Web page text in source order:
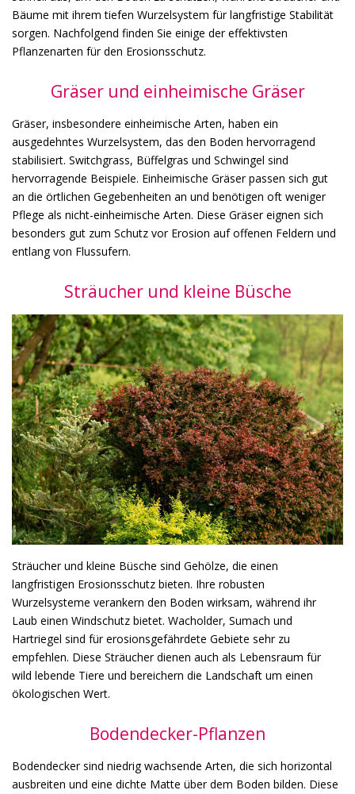
Bäume mit ihrem tiefen Wurzelsystem für langfristige Stabilität
sorgen. Nachfolgend finden Sie einige der effektivsten
Pflanzenarten für den Erosionsschutz.
Gräser und einheimische Gräser
Gräser, insbesondere einheimische Arten, haben ein
ausgedehntes Wurzelsystem, das den Boden hervorragend
stabilisiert. Switchgrass, Büffelgras und Schwingel sind
hervorragende Beispiele. Einheimische Gräser passen sich gut
an die örtlichen Gegebenheiten an und benötigen oft weniger
Pflege als nicht-einheimische Arten. Diese Gräser eignen sich
besonders gut zum Schutz vor Erosion auf offenen Feldern und
entlang von Flussufern.
Sträucher und kleine Büsche
Sträucher und kleine Büsche sind Gehölze, die einen
langfristigen Erosionsschutz bieten. Ihre robusten
Wurzelsysteme verankern den Boden wirksam, während ihr
Laub einen Windschutz bietet. Wacholder, Sumach und
Hartriegel sind für erosionsgefährdete Gebiete sehr zu
empfehlen. Diese Sträucher dienen auch als Lebensraum für
wild lebende Tiere und bereichern die Landschaft um einen
ökologischen Wert.
Bodendecker-Pflanzen
Bodendecker sind niedrig wachsende Arten, die sich horizontal
ausbreiten und eine dichte Matte über dem Boden bilden. Diese